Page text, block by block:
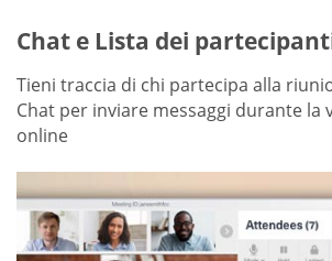
Chat e Lista dei
Tieni traccia di chi partecipa alla
Chat per inviare messaggi durante la
online